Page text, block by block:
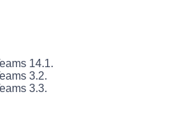
14.1.
3.2.
3.3.